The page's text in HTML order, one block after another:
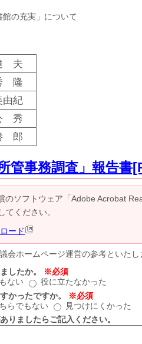
の充実」について
夫
隆
紀
秀
郎
管事務調査」報告書
のソフトウェア「Adobe Acrobat
てください。
ード